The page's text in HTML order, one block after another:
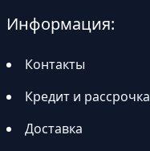
Информация:
Контакты
Кредит и рассрочка
Доставка